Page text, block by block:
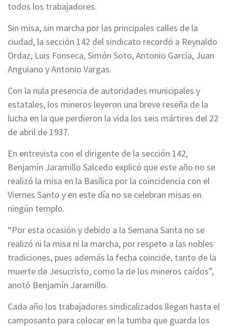
todos los trabajadores.
Sin misa, sin marcha por las principales calles de la
ciudad, la sección 142 del sindicato recordó a Reynaldo
Ordaz, Luis Fonseca, Simón Soto, Antonio García, Juan
Anguiano y Antonio Vargas.
Con la nula presencia de autoridades municipales y
estatales, los mineros leyeron una breve reseña de la
lucha en la que perdieron la vida los seis mártires del 22
de abril de 1937.
En entrevista con el dirigente de la sección 142,
Benjamín Jaramillo Salcedo explicó que este año no se
realizó la misa en la Basílica por la coincidencia con el
Viernes Santo y en este día no se celebran misas en
ningún templo.
“Por esta ocasión y debido a la Semana Santa no se
realizó ni la misa ni la marcha, por respeto a las nobles
tradiciones, pues además la fecha coincide, tanto de la
muerte de Jesucristo, como la de los mineros caídos”,
anotó Benjamín Jaramillo.
Cada año los trabajadores sindicalizados llegan hasta el
camposanto para colocar en la tumba que guarda los